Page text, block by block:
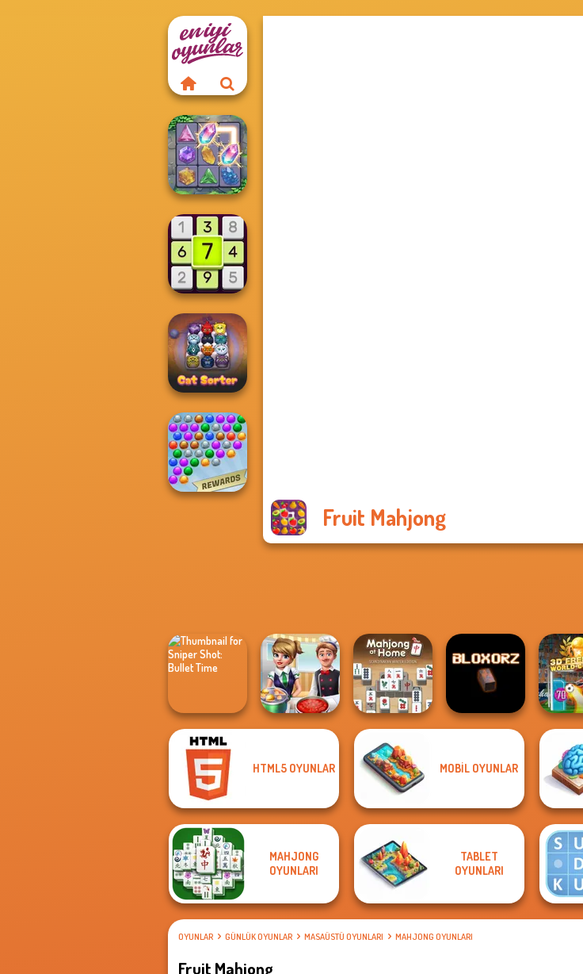
Fruit Mahjong
Crystal Connect
Daily Sudoku
Cat Sorter Puzzle
Sniper Shot:
Bullet Time
Mahjong At
Home -
Scandinavian...
3D
World
HTML5 OYUNLAR MOBIL OYUNLAR
MAHJONG
OYUNLARI
TABLET
OYUNLARI
OYUNLAR GÜNLÜK OYUNLAR MASAÜSTÜ OYUNLARI MAHJONG OYUNLARI
Fruit Mahjong